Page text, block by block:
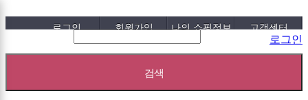
로그인 회원가입 나의 쇼핑정보 고객센터
로그인